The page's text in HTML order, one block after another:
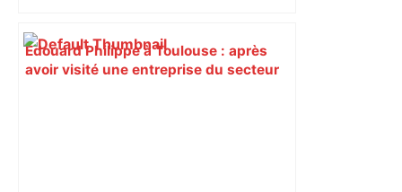
Édouard Philippe à Toulouse : après
avoir visité une entreprise du secteur